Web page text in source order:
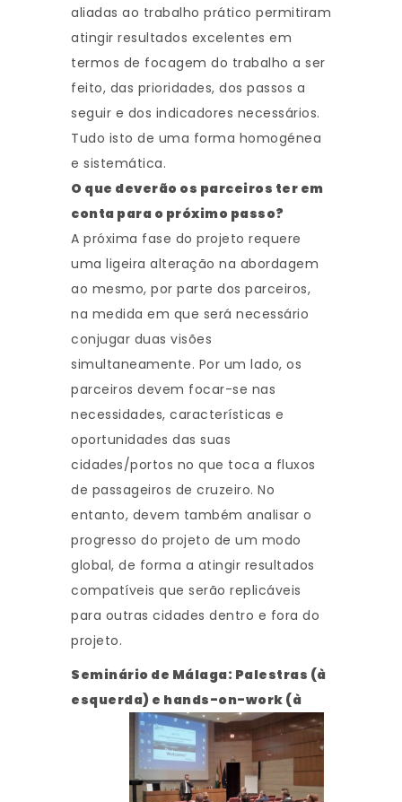
aliadas ao trabalho prático permitiram
atingir resultados excelentes em
termos de focagem do trabalho a ser
feito, das prioridades, dos passos a
seguir e dos indicadores necessários.
Tudo isto de uma forma homogénea
e sistemática.
O que deverão os parceiros ter em
conta para o próximo passo?
A próxima fase do projeto requere
uma ligeira alteração na abordagem
ao mesmo, por parte dos parceiros,
na medida em que será necessário
conjugar duas visões
simultaneamente. Por um lado, os
parceiros devem focar-se nas
necessidades, características e
oportunidades das suas
cidades/portos no que toca a fluxos
de passageiros de cruzeiro. No
entanto, devem também analisar o
progresso do projeto de um modo
global, de forma a atingir resultados
compatíveis que serão replicáveis
para outras cidades dentro e fora do
projeto.
Seminário de Málaga: Palestras (à
esquerda) e hands-on-work (à